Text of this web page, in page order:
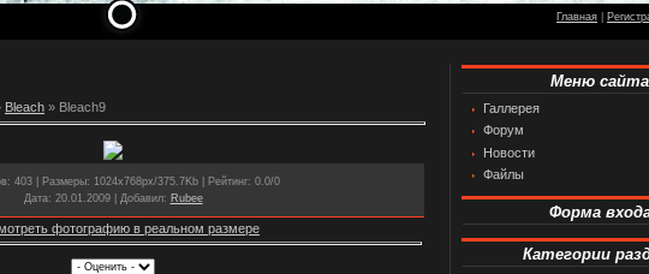
Главная
Bleach » Bleach9
: 403 | Размеры: 1024x768px/375.7Kb | Рейтинг: 0.0/0
Дата: 20.01.2009 | Добавил: Rubee
фотографию в реальном размере
Меню сайта
Галлерея
Форум
Новости
Файлы
Форма
Категории